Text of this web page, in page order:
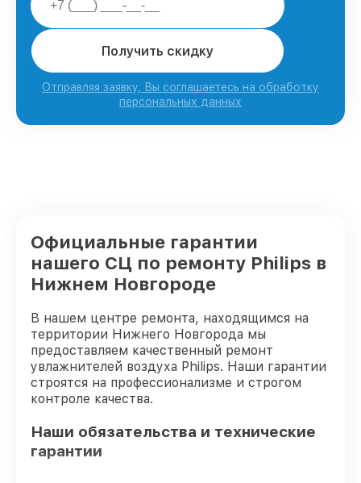
Получить скидку
Отправляя заявку, Вы соглашаетесь на обработку
персональных данных
Официальные гарантии
нашего СЦ по ремонту Philips в
Нижнем Новгороде
В нашем центре ремонта, находящимся на
территории Нижнего Новгорода мы
предоставляем качественный ремонт
увлажнителей воздуха Philips. Наши гарантии
строятся на профессионализме и строгом
контроле качества.
Наши обязательства и технические
гарантии